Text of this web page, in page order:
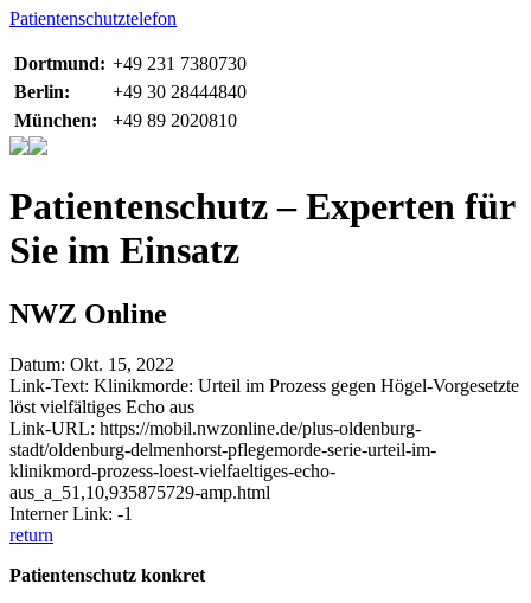
Patientenschutztelefon
Dortmund: +49 231 7380730
Berlin:
+49 30 28444840
München:
+49 89 2020810
Patientenschutz – Experten für
Sie im Einsatz
NWZ Online
Datum: Okt. 15, 2022
Link-Text: Klinikmorde: Urteil im Prozess gegen Högel-Vorgesetzte
löst vielfältiges Echo aus
Link-URL: https://mobil.nwzonline.de/plus-oldenburg-
stadt/oldenburg-delmenhorst-pflegemorde-serie-urteil-im-
klinikmord-prozess-loest-vielfaeltiges-echo-
aus_a_51,10,935875729-amp.html
Interner Link: -1
return
Patientenschutz konkret